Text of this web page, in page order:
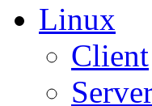
Linux
Client